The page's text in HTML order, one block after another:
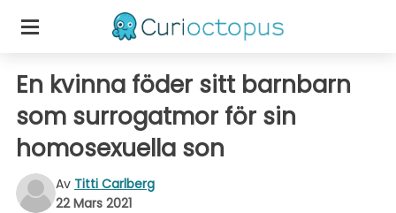
En kvinna föder sitt barnbarn
som surrogatmor för sin
homosexuella son
Av Titti Carlberg
22 Mars 2021